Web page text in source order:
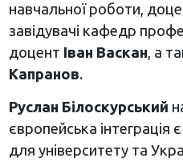
навчальної роботи,
завідувачі кафедр
доцент Іван Васкан, а
Капранов.
Руслан Білоскурський
європейська інтеграція
для університету та